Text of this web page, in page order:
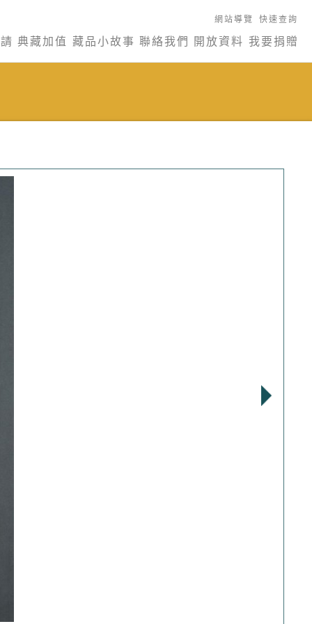
網站導覽 快速查詢
典藏加值 藏品小故事 聯絡我們 開放資料 我要捐贈